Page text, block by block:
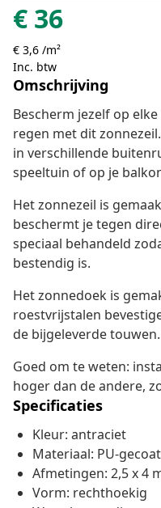
€ 36
€ 3,6 /m²
Inc. btw
Omschrijving
Bescherm jezelf op
regen met dit
in verschillende
speeltuin of op je
Het zonnezeil is
beschermt je tegen
speciaal behandeld
bestendig is.
Het zonnedoek is
roestvrijstalen
de bijgeleverde touwen.
Goed om te weten:
hoger dan de andere,
Specificaties
Kleur: antraciet
Materiaal: PU-
Afmetingen: 2,5 x 4
Vorm: rechthoekig